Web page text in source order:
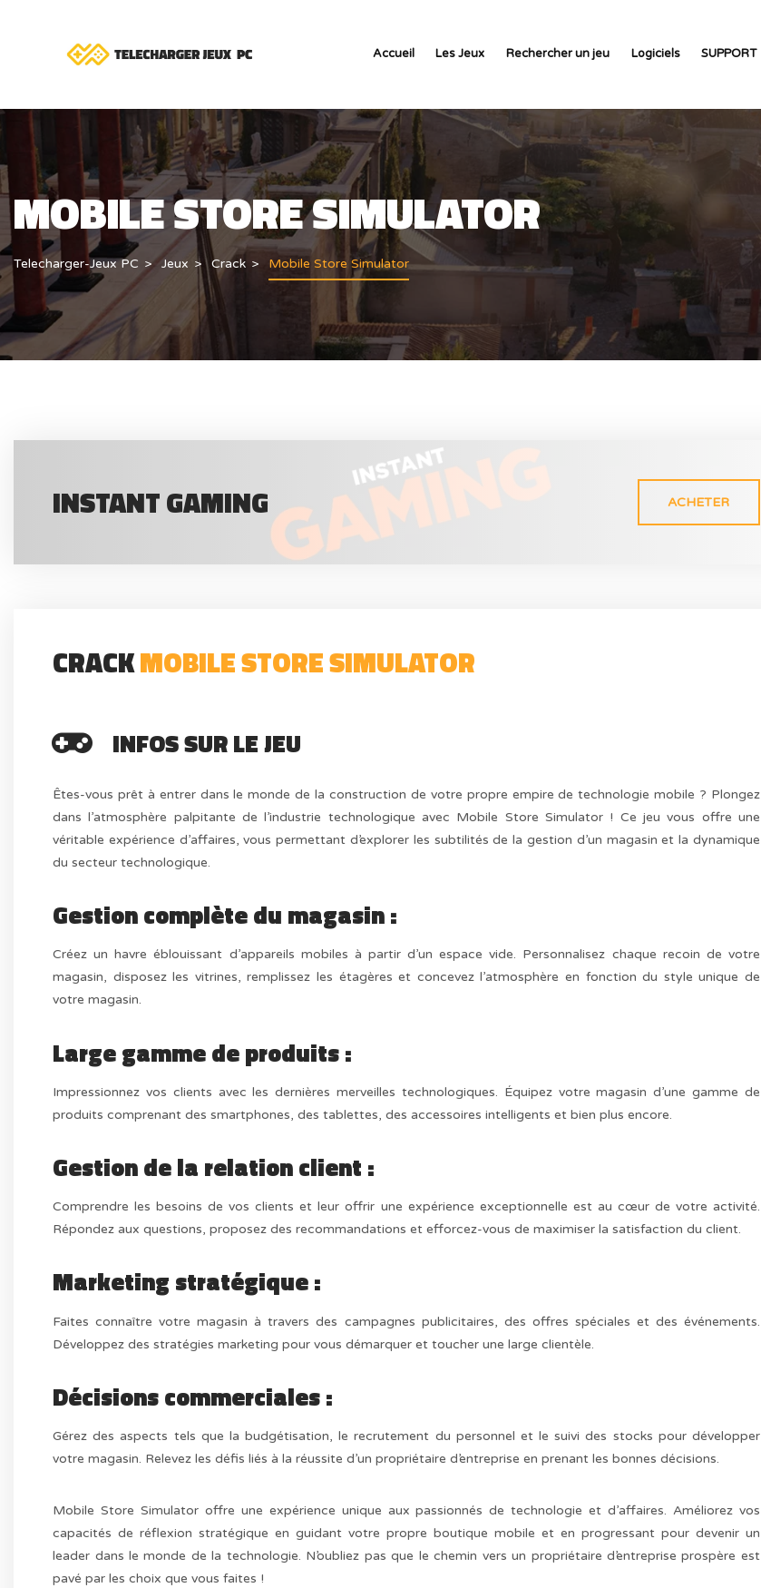
Accueil Les Jeux Rechercher un jeu Logiciels SUPPORT
MOBILE STORE SIMULATOR
Telecharger-Jeux PC Jeux Crack Mobile Store Simulator
INSTANT GAMING ACHETER
CRACKMOBILE STORE SIMULATOR
INFOS SUR LE JEU
Êtes-vous prêt à entrer dans le monde de la construction de votre propre empire de technologie mobile ? Plongez
dans l’atmosphère palpitante de l’industrie technologique avec Mobile Store Simulator ! Ce jeu vous offre une
véritable expérience d’affaires, vous permettant d’explorer les subtilités de la gestion d’un magasin et la dynamique
du secteur technologique.
Gestion complète du magasin :
Créez un havre éblouissant d’appareils mobiles à partir d’un espace vide. Personnalisez chaque recoin de votre
magasin, disposez les vitrines, remplissez les étagères et concevez l’atmosphère en fonction du style unique de
votre magasin.
Large gamme de produits :
Impressionnez vos clients avec les dernières merveilles technologiques. Équipez votre magasin d’une gamme de
produits comprenant des smartphones, des tablettes, des accessoires intelligents et bien plus encore.
Gestion de la relation client :
Comprendre les besoins de vos clients et leur offrir une expérience exceptionnelle est au cœur de votre activité.
Répondez aux questions, proposez des recommandations et efforcez-vous de maximiser la satisfaction du client.
Marketing stratégique :
Faites connaître votre magasin à travers des campagnes publicitaires, des offres spéciales et des événements.
Développez des stratégies marketing pour vous démarquer et toucher une large clientèle.
Décisions commerciales :
Gérez des aspects tels que la budgétisation, le recrutement du personnel et le suivi des stocks pour développer
votre magasin. Relevez les défis liés à la réussite d’un propriétaire d’entreprise en prenant les bonnes décisions.
Mobile Store Simulator offre une expérience unique aux passionnés de technologie et d’affaires. Améliorez vos
capacités de réflexion stratégique en guidant votre propre boutique mobile et en progressant pour devenir un
leader dans le monde de la technologie. N’oubliez pas que le chemin vers un propriétaire d’entreprise prospère est
pavé par les choix que vous faites !